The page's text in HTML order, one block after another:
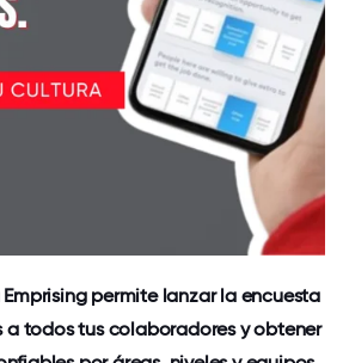
permitelanzar la encuesta
a todos tus colaboradores y obtener